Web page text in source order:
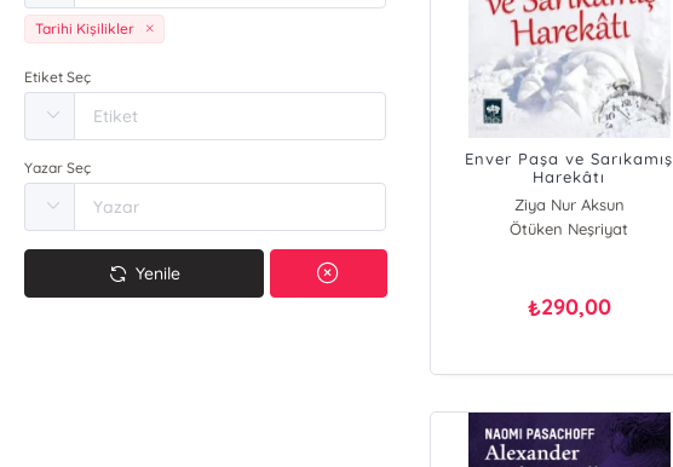
Tarihi Kişilikler
Etiket Seç
Yazar Seç
Yenile
Enver Paşa ve Sarıkamış
Harekâtı
Ziya Nur Aksun
Ötüken Neşriyat
₺290,00